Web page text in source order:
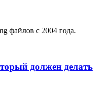
файлов с 2004 года.
должен делать